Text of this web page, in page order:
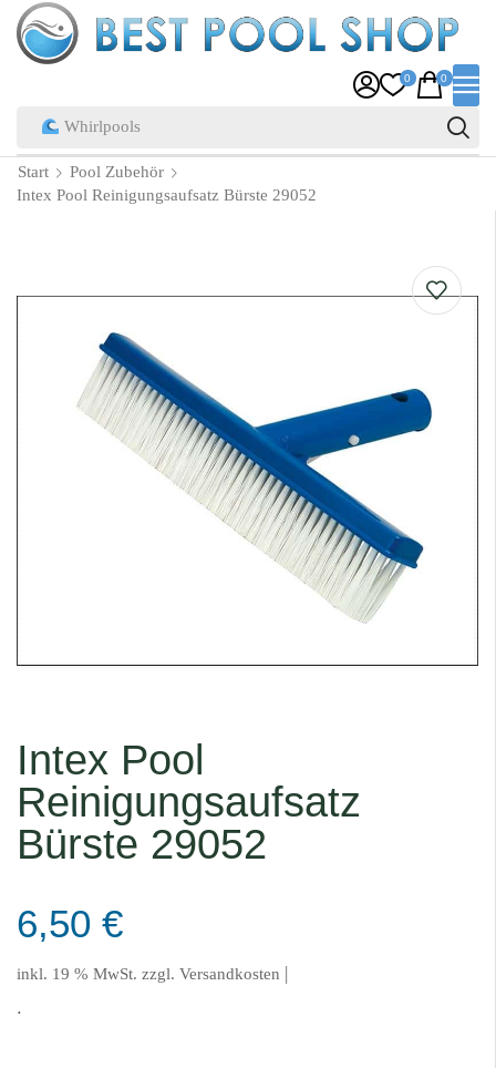
Whirlpools
0 0
Start
Pool Zubehör
Intex Pool Reinigungsaufsatz Bürste 29052
Intex Pool
Reinigungsaufsatz
Bürste 29052
6,50 €
inkl. 19 % MwSt. zzgl. Versandkosten |
.